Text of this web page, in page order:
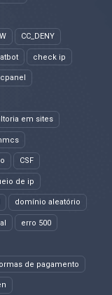
CC_DENY
check ip
em sites
CSF
de ip
domínio aleatório
erro 500
de pagamento